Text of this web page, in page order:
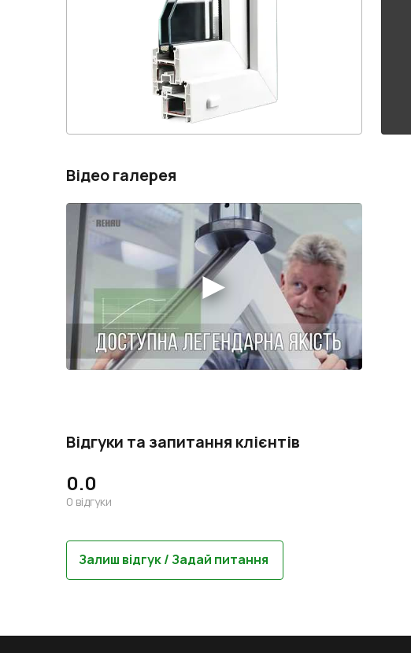
Відео галерея
Відгуки та запитання клієнтів
0.0
0 відгуки
Залиш відгук / Задай питання